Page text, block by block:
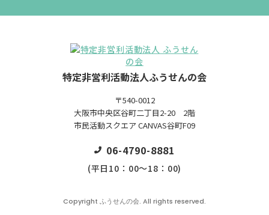
特定非営利活動法人ふうせんの会
〒540-0012
大阪市中央区谷町二丁目2-20 2階
市民活動スクエア CANVAS谷町F09
06-4790-8881
(平日10：00～18：00)
Copyright ふうせんの会. All rights reserved.